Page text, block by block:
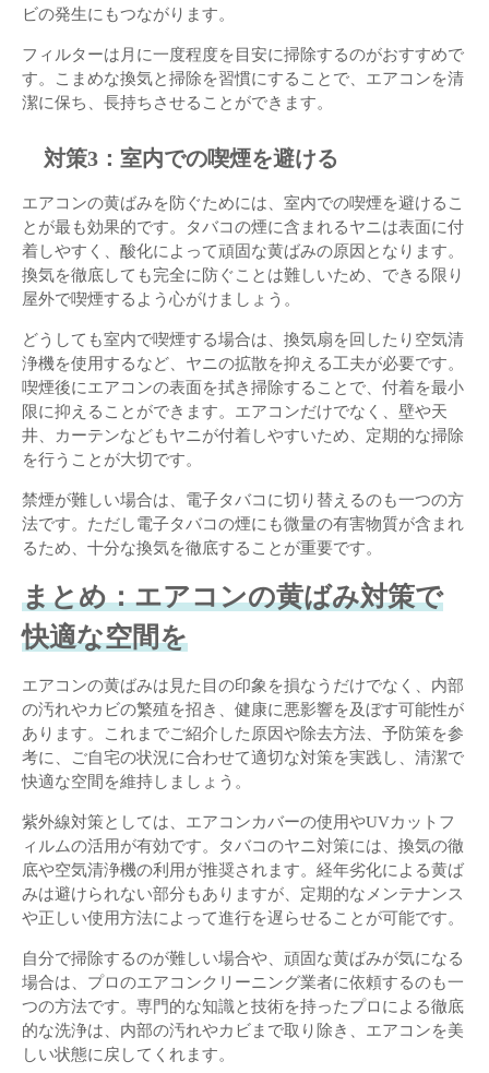
ビの発生にもつながります。
フィルターは月に一度程度を目安に掃除するのがおすすめで
す。こまめな換気と掃除を習慣にすることで、エアコンを清
潔に保ち、長持ちさせることができます。
対策3：室内での喫煙を避ける
エアコンの黄ばみを防ぐためには、室内での喫煙を避けるこ
とが最も効果的です。タバコの煙に含まれるヤニは表面に付
着しやすく、酸化によって頑固な黄ばみの原因となります。
換気を徹底しても完全に防ぐことは難しいため、できる限り
屋外で喫煙するよう心がけましょう。
どうしても室内で喫煙する場合は、換気扇を回したり空気清
浄機を使用するなど、ヤニの拡散を抑える工夫が必要です。
喫煙後にエアコンの表面を拭き掃除することで、付着を最小
限に抑えることができます。エアコンだけでなく、壁や天
井、カーテンなどもヤニが付着しやすいため、定期的な掃除
を行うことが大切です。
禁煙が難しい場合は、電子タバコに切り替えるのも一つの方
法です。ただし電子タバコの煙にも微量の有害物質が含まれ
るため、十分な換気を徹底することが重要です。
まとめ：エアコンの黄ばみ対策で
快適な空間を
エアコンの黄ばみは見た目の印象を損なうだけでなく、内部
の汚れやカビの繁殖を招き、健康に悪影響を及ぼす可能性が
あります。これまでご紹介した原因や除去方法、予防策を参
考に、ご自宅の状況に合わせて適切な対策を実践し、清潔で
快適な空間を維持しましょう。
紫外線対策としては、エアコンカバーの使用やUVカットフ
ィルムの活用が有効です。タバコのヤニ対策には、換気の徹
底や空気清浄機の利用が推奨されます。経年劣化による黄ば
みは避けられない部分もありますが、定期的なメンテナンス
や正しい使用方法によって進行を遅らせることが可能です。
自分で掃除するのが難しい場合や、頑固な黄ばみが気になる
場合は、プロのエアコンクリーニング業者に依頼するのも一
つの方法です。専門的な知識と技術を持ったプロによる徹底
的な洗浄は、内部の汚れやカビまで取り除き、エアコンを美
しい状態に戻してくれます。